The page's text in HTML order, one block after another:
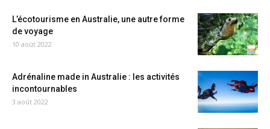
L’écotourisme en Australie, une autre forme
de voyage
10 août 2022
Adrénaline made in Australie : les activités
incontournables
3 août 2022